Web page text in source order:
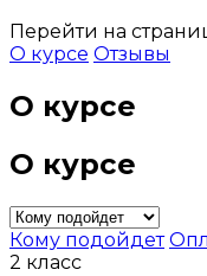
Перейти на
О курсе Отзывы
О курсе
О курсе
Кому подойдет
2 класс